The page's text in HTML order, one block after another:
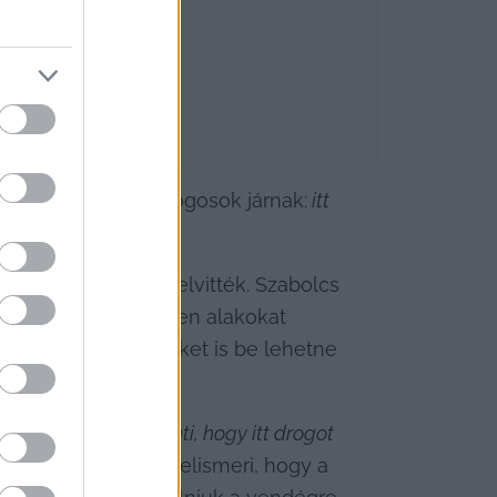
csak drogosok járnak: itt
nála anyagot és elvitték. Szabolcs
kívül, hogy az ilyen alakokat
vendéglátóhelyeket is be lehetne
az ugyanazt jelenti, hogy itt drogot
Szabolcs azt elismeri, hogy a